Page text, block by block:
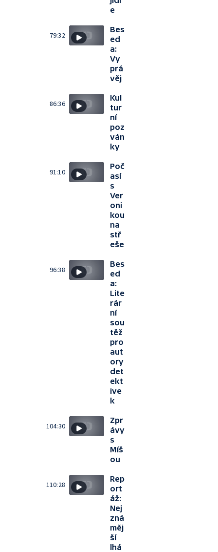
e
79:32
Bes
ed
a:
Vy
prá
věj
86:36
Kul
tur
ní
poz
ván
ky
91:10
Poč
así
s
Ver
oni
kou
na
stř
eše
96:38
Bes
ed
a:
Lite
rár
ní
sou
těž
pro
aut
ory
det
ekt
ive
k
104:30
Zpr
ávy
s
Míš
ou
110:28
Rep
ort
áž:
Nej
zná
měj
ší
lhá